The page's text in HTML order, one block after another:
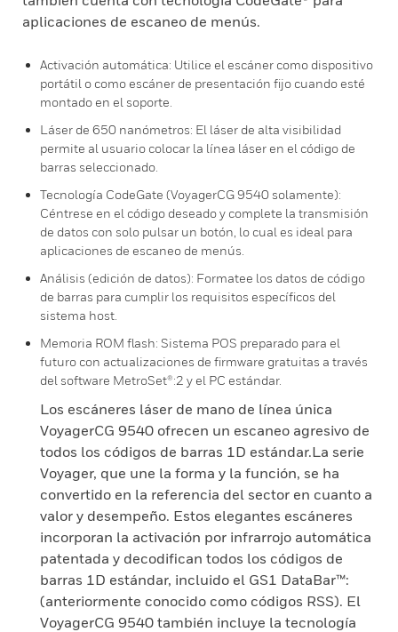
aplicaciones de escaneo de menús.
Activación automática: Utilice el escáner como dispositivo
portátil o como escáner de presentación fijo cuando esté
montado en el soporte.
Láser de 650 nanómetros: El láser de alta visibilidad
permite al usuario colocar la línea láser en el código de
barras seleccionado.
Tecnología CodeGate (VoyagerCG 9540 solamente):
Céntrese en el código deseado y complete la transmisión
de datos con solo pulsar un botón, lo cual es ideal para
aplicaciones de escaneo de menús.
Análisis (edición de datos): Formatee los datos de código
de barras para cumplir los requisitos específicos del
sistema host.
Memoria ROM flash: Sistema POS preparado para el
futuro con actualizaciones de firmware gratuitas a través
del software MetroSet®:2 y el PC estándar.
Los escáneres láser de mano de línea única
VoyagerCG 9540 ofrecen un escaneo agresivo de
todos los códigos de barras 1D estándar.La serie
Voyager, que une la forma y la función, se ha
convertido en la referencia del sector en cuanto a
valor y desempeño. Estos elegantes escáneres
incorporan la activación por infrarrojo automática
patentada y decodifican todos los códigos de
barras 1D estándar, incluido el GS1 DataBar™:
(anteriormente conocido como códigos RSS). El
VoyagerCG 9540 también incluye la tecnología